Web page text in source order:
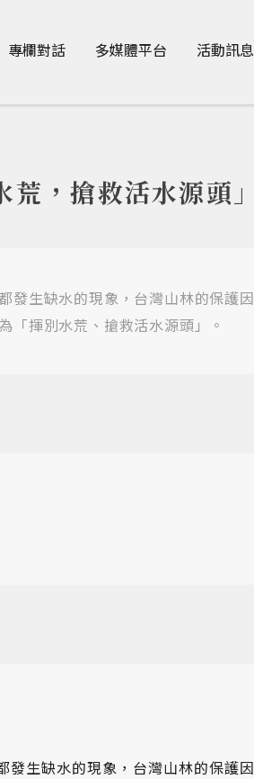
專欄對話 多媒體平台 活動訊息
，搶救活水源頭」
發生缺水的現象，台灣山林的保護因
「揮別水荒、搶救活水源頭」。
發生缺水的現象，台灣山林的保護因